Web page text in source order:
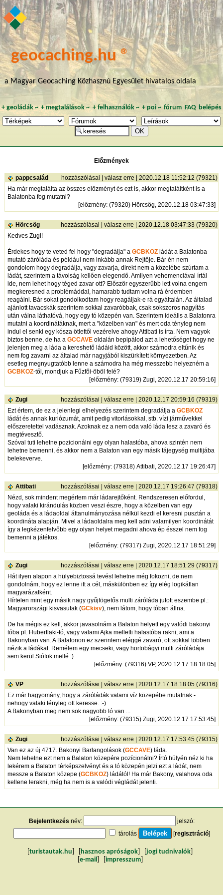
geocaching.hu ®
a Magyar Geocaching Közhasznú Egyesület hivatalos oldala
+ geoládák~ +megtalálások~ +felhasználók~ + poi~ fórum FAQ belépés
Előzmények
pappcsalád hozzászólásai | válasz erre | 2020.12.18 11:52:12 (79321)
Ha már megtalálta az összes előzményt és ezt is, akkor megtaláltként is a
Balatonba fog mutatni?
[előzmény: (79320) Hörcsög, 2020.12.18 03:47:33]
Hörcsög hozzászólásai | válasz erre | 2020.12.18 03:47:33 (79320)
Kedves Zugi!
Érdekes hogy te veted fel hogy "degradálja" a GCBKOZládát a Balatonba
mutató záróláda és például nem inkább annak Rejtője. Bár én nem
gondolom hogy degradálja, vagy zavarja, direkt nem a közelébe szúrtam a
ládát, szerintem a távolság kellően elegendő. Amilyen vehemenciával írtál
ide, nem lehet hogy téged zavar ott? Először egyszerűbb lett volna engem
megkeresned a problémáddal, hamarabb tudtam volna rá érdemben
reagálni. Bár sokat gondolkodtam hogy reagáljak-e rá egyáltalán. Az általad
ajánlott tavacskák szerintem sokkal zavaróbbak, csak sokszoros nagyítás
után válna láthatóvá, hogy egy tó közepén van. Szerintem ideális a Balatonra
mutatni a koordinátáknak, mert a "közelben van" és mert oda tényleg nem
indul el senki egy kósza ötlettől vezérelve ahogy Attibati is írta. Nem vagyok
biztos benne, de ha a GCCAVEoldalán bepipálod azt a lehetőséget hogy ne
jelenjen meg a láda a kereshető ládáid között, akkor számodra eltűnik és
nem fog zavarni az általad már nagyjából kiszürkített környezetben. Az
esetleg megnyugtatóbb lenne a számodra ha még messzebb helyezném a
GCBKOZ-től, mondjuk a Fűzfői-öböl felé?
[előzmény: (79319) Zugi, 2020.12.17 20:59:16]
Zugi hozzászólásai | válasz erre | 2020.12.17 20:59:16 (79319)
Ezt értem, de ez a jelenlegi elhelyezés szerintem degradálja a GCBKOZ
ládát és annak kuriózumát, amit pedig vitorlásokkal, stb. vízi járművekkel
előszeretettel vadásznak. Azoknak ez a nem oda való láda lesz a zavaró és
megtévesztő.
Szóval tuti lehetne pozicionálni egy olyan halastóba, ahova szintén nem
lehetne bemenni, és akkor nem a Balaton van egy másik tájegység multijába
belekeverve.
[előzmény: (79318) Attibati, 2020.12.17 19:26:47]
Attibati hozzászólásai | válasz erre | 2020.12.17 19:26:47 (79318)
Nézd, sok mindent megértem már ládarejtőként. Rendszeresen előfordul,
hogy valaki kirándulás közben veszi észre, hogy a közelben van egy
geoláda és a ládaoldal áttanulmányozása nélkül kezdi el keresni pusztán a
koordináta alapján. Mivel a ládaoldalra meg kell adni valamilyen koordinátát
így a legkézenfelvőbb egy olyan helyet megadni ahova ép ésszel nem fog
bemenni a játékos.
[előzmény: (79317) Zugi, 2020.12.17 18:51:29]
Zugi hozzászólásai | válasz erre | 2020.12.17 18:51:29 (79317)
Hát ilyen alapon a hülyebiztossá tevést lehetne még fokozni, de nem
gondolnám, hogy ez lenne itt a cél, máskülönben ez így elég logikátlan
magyarázatként.
Hírtelen mint egy másik nagy gyűjtögetős multi záróláda jutott eszembe pl.:
Magyarországi kisvasutak (GCkisv), nem látom, hogy tóban állna.
De ha mégis ez kell, akkor javasolnám a Balaton helyett egy valódi bakonyi
tóba pl. Hubertlaki-tó, vagy valami Ajka melletti halastóba rakni, ami a
Bakonyban van. A Balatonon ez szerintem eléggé zavaró, ott sokkal többen
nézik a ládákat. Remélem egy mecseki, vagy hortobágyi multi záróládája
sem kerül Siófok mellé :)
[előzmény: (79316) VP, 2020.12.17 18:18:05]
VP hozzászólásai | válasz erre | 2020.12.17 18:18:05 (79316)
Ez már hagyomány, hogy a záróládák valami víz közepébe mutatnak -
nehogy valaki tényleg ott keresse. :-)
A Bakonyban meg nem sok nagyobb tó van ...
[előzmény: (79315) Zugi, 2020.12.17 17:53:45]
Zugi hozzászólásai | válasz erre | 2020.12.17 17:53:45 (79315)
Van ez az új 4717. Bakonyi Barlangolások (GCCAVE) láda.
Nem lehetne ezt nem a Balaton közepére pozícionálni? Írtó hülyén néz ki ha
lekérem a Balaton térképszelvényt és a tó közepén jelzi ezt a ládát, nem
messze a Balaton közepe (GCBKOZ) ládától! Ha már Bakony, valahova oda
kellene lerakni, még ha nem is a valódi végládát jelenti.
Bejelentkezés név:
jelszó:
tárolás
[regisztráció]
turistautak.hu hasznos apróságok jogi tudnivalók
e-mail impresszum]